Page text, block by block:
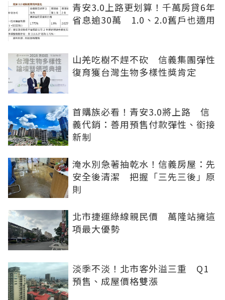
青安3.0上路更划算！千萬房貸6年
省息逾30萬 1.0、2.0舊戶也適用
山羌吃樹不趕不砍 信義集團彈性
復育獲台灣生物多樣性獎肯定
首購族必看！青安3.0將上路 信
義代銷：善用預售付款彈性、銜接
新制
淹水別急著抽乾水！信義房屋：先
安全後清潔 把握「三先三後」原
則
北市捷運綠線親民價 萬隆站擁這
項最大優勢
淡季不淡！北市客外溢三重 Q1
預售、成屋價格雙漲